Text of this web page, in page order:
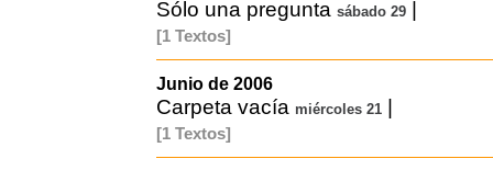
Sólo una pregunta sábado 29
[1 Textos]
Junio de 2006
Carpeta vacía miércoles 21
[1 Textos]